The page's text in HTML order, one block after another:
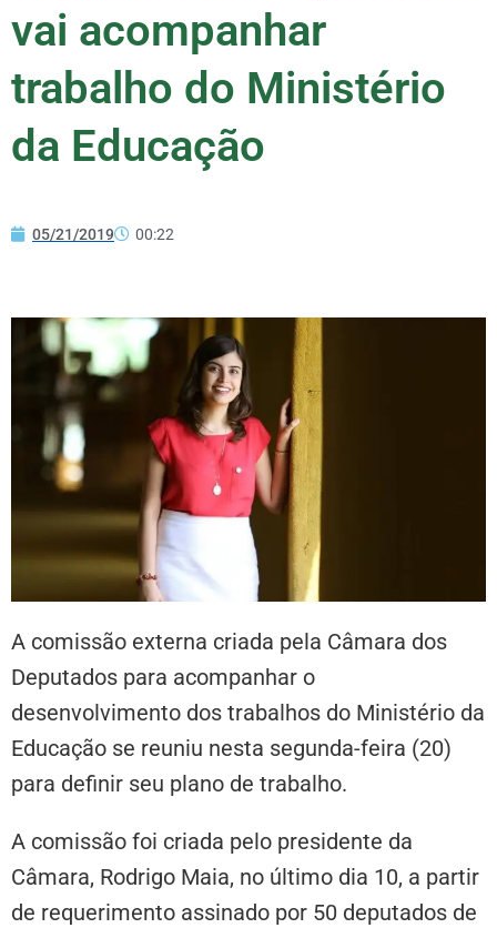
vai acompanhar
trabalho do Ministério
da Educação
05/21/2019 00:22
A comissão externa criada pela Câmara dos
Deputados para acompanhar o
desenvolvimento dos trabalhos do Ministério da
Educação se reuniu nesta segunda-feira (20)
para definir seu plano de trabalho.
A comissão foi criada pelo presidente da
Câmara, Rodrigo Maia, no último dia 10, a partir
de requerimento assinado por 50 deputados de